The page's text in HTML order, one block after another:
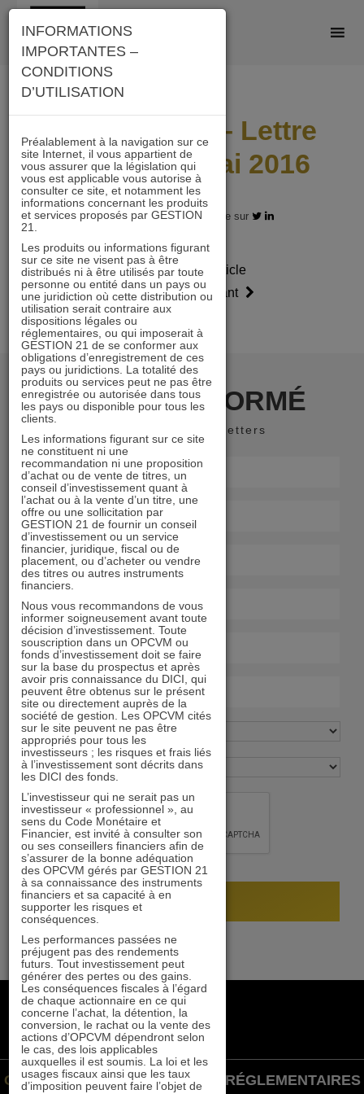
Skip
content
ACTIONS 21 – Lettre
mensuelle Mai 2016
08.05.2016 - Partagez l'article sur
Article
précédent
Article
suivant
RESTER INFORMÉ
Recevoir nos newsletters
+33 1 84 79 90 24
gestion21@gestion21.fr
8 rue Volney, 75002 Paris
GESTION 21 ©INFORMATIONS RÉGLEMENTAIRES
INFORMATIONS
IMPORTANTES –
CONDITIONS
D’UTILISATION
Préalablement à la navigation sur ce
site Internet, il vous appartient de
vous assurer que la législation qui
vous est applicable vous autorise à
consulter ce site, et notamment les
informations concernant les produits
et services proposés par GESTION
21.
Les produits ou informations figurant
sur ce site ne visent pas à être
distribués ni à être utilisés par toute
personne ou entité dans un pays ou
une juridiction où cette distribution ou
utilisation serait contraire aux
dispositions légales ou
réglementaires, ou qui imposerait à
GESTION 21 de se conformer aux
obligations d’enregistrement de ces
pays ou juridictions. La totalité des
produits ou services peut ne pas être
enregistrée ou autorisée dans tous
les pays ou disponible pour tous les
clients.
Les informations figurant sur ce site
ne constituent ni une
recommandation ni une proposition
d’achat ou de vente de titres, un
conseil d’investissement quant à
l’achat ou à la vente d’un titre, une
offre ou une sollicitation par
GESTION 21 de fournir un conseil
d’investissement ou un service
financier, juridique, fiscal ou de
placement, ou d’acheter ou vendre
des titres ou autres instruments
financiers.
Nous vous recommandons de vous
informer soigneusement avant toute
décision d’investissement. Toute
souscription dans un OPCVM ou
fonds d’investissement doit se faire
sur la base du prospectus et après
avoir pris connaissance du DICI, qui
peuvent être obtenus sur le présent
site ou directement auprès de la
société de gestion. Les OPCVM cités
sur le site peuvent ne pas être
appropriés pour tous les
investisseurs ; les risques et frais liés
à l’investissement sont décrits dans
les DICI des fonds.
L’investisseur qui ne serait pas un
investisseur « professionnel », au
sens du Code Monétaire et
Financier, est invité à consulter son
ou ses conseillers financiers afin de
s’assurer de la bonne adéquation
des OPCVM gérés par GESTION 21
à sa connaissance des instruments
financiers et sa capacité à en
supporter les risques et
conséquences.
Les performances passées ne
préjugent pas des rendements
futurs. Tout investissement peut
générer des pertes ou des gains.
Les conséquences fiscales à l’égard
de chaque actionnaire en ce qui
concerne l’achat, la détention, la
conversion, le rachat ou la vente des
actions d’OPCVM dépendront selon
le cas, des lois applicables
auxquelles il est soumis. La loi et les
usages fiscaux ainsi que les taux
d’imposition peuvent faire l’objet de